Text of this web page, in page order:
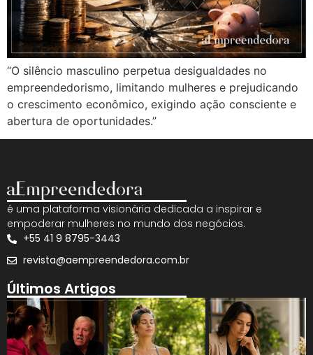
“O silêncio masculino perpetua desigualdades no
empreendedorismo, limitando mulheres e prejudicando
o crescimento econômico, exigindo ação consciente e
abertura de oportunidades.”
é uma plataforma visionária dedicada a inspirar e
empoderar mulheres no mundo dos negócios.
+55 41 9 8795-3443
revista@aempreendedora.com.br
Últimos Artigos